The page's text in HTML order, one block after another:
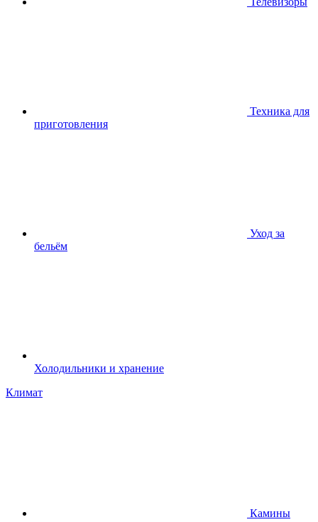
Техника для
приготовления
Уход за
бельём
Холодильники и хранение
Климат
Камины